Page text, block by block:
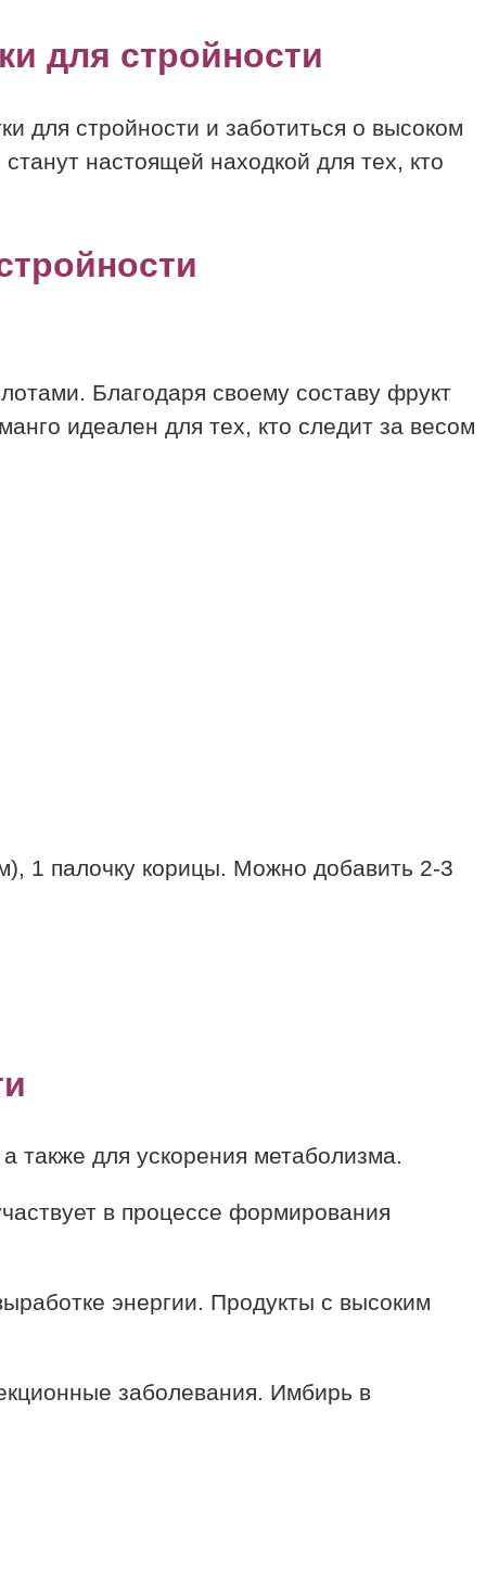
для стройности и заботиться о высоком
настоящей находкой для тех, кто
Благодаря своему составу фрукт
идеален для тех, кто следит за весом
1 палочку корицы. Можно добавить 2-3
также для ускорения метаболизма.
в процессе формирования
энергии. Продукты с высоким
заболевания. Имбирь в